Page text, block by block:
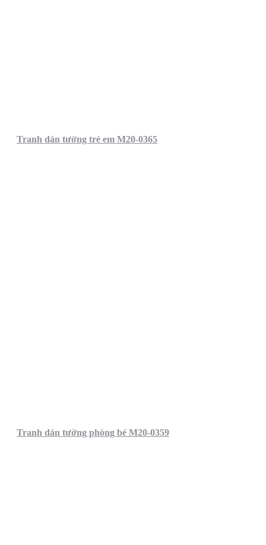
Tranh dán tường trẻ em M20-0365
Tranh dán tường phòng bé M20-0359